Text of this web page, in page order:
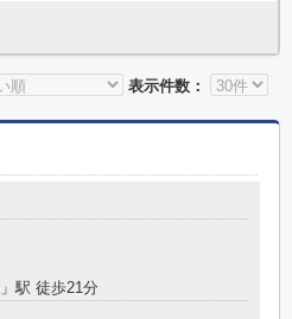
表示件数：
」駅 徒歩21分